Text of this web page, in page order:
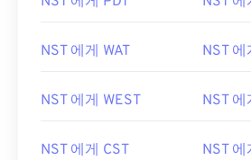
NST 에게 WAT NST
NST 에게 WEST NST 에
NST 에게 CST NST